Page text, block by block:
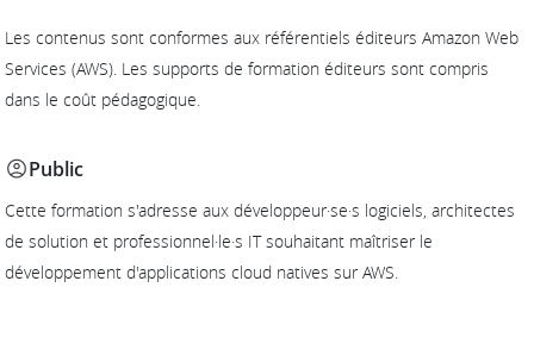
Les contenus sont conformes aux référentiels éditeurs Amazon Web
Services (AWS). Les supports de formation éditeurs sont compris
dans le coût pédagogique.
Public
Cette formation s'adresse aux développeur·se·s logiciels, architectes
de solution et professionnel·le·s IT souhaitant maîtriser le
développement d'applications cloud natives sur AWS.